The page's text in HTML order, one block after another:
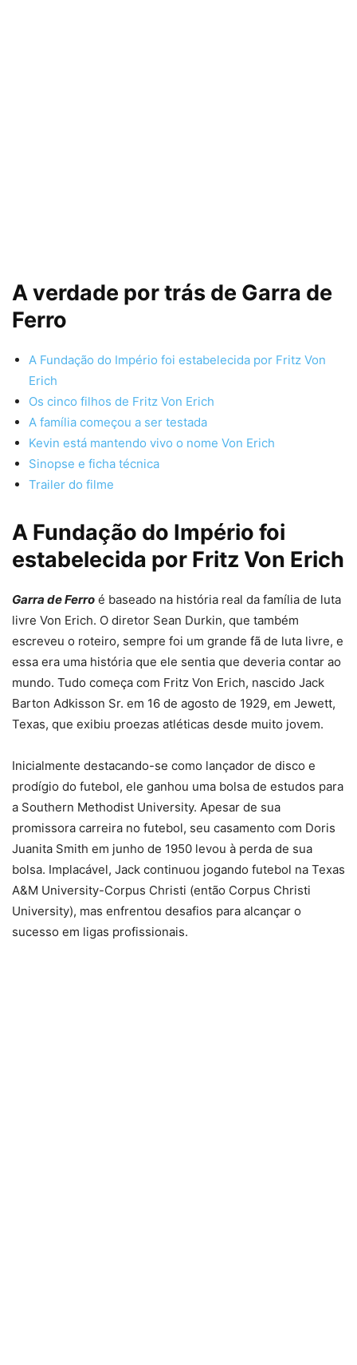
A verdade por trás de Garra de
Ferro
A Fundação do Império foi estabelecida por Fritz Von
Erich
Os cinco filhos de Fritz Von Erich
A família começou a ser testada
Kevin está mantendo vivo o nome Von Erich
Sinopse e ficha técnica
Trailer do filme
A Fundação do Império foi
estabelecida por Fritz Von Erich
Garra de Ferro é baseado na história real da família de luta
livre Von Erich. O diretor Sean Durkin, que também
escreveu o roteiro, sempre foi um grande fã de luta livre, e
essa era uma história que ele sentia que deveria contar ao
mundo. Tudo começa com Fritz Von Erich, nascido Jack
Barton Adkisson Sr. em 16 de agosto de 1929, em Jewett,
Texas, que exibiu proezas atléticas desde muito jovem.
Inicialmente destacando-se como lançador de disco e
prodígio do futebol, ele ganhou uma bolsa de estudos para
a Southern Methodist University. Apesar de sua
promissora carreira no futebol, seu casamento com Doris
Juanita Smith em junho de 1950 levou à perda de sua
bolsa. Implacável, Jack continuou jogando futebol na Texas
A&M University-Corpus Christi (então Corpus Christi
University), mas enfrentou desafios para alcançar o
sucesso em ligas profissionais.